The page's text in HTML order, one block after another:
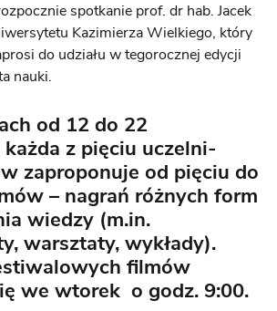
spotkanie prof. dr hab. Jacek
Kazimierza Wielkiego, który
do udziału w tegorocznej edycji
nauki.
od 12 do 22
z pięciu uczelni-
zaproponuje od pięciu do
– nagrań różnych form
wiedzy (m.in.
warsztaty, wykłady).
filmów
we wtorek o godz. 9:00.